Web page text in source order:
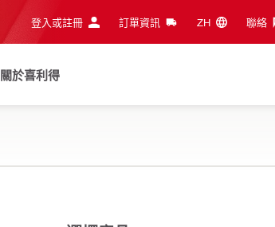
登入或註冊 訂單資訊 ZH‎ 聯絡‎
關於喜利得